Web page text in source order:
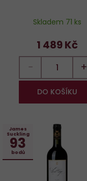
Skladem 71 ks
1 489 Kč
− +
DO KOŠÍKU
James
Suckling
93
bodů